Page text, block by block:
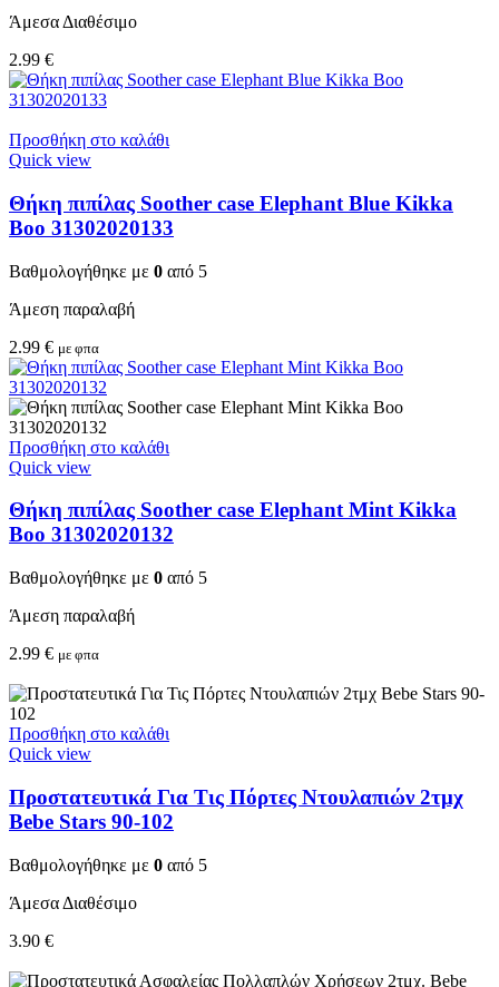
Άμεσα Διαθέσιμο
2.99 €
Προσθήκη στο καλάθι
Quick view
Θήκη πιπίλας Soother case Elephant Blue Kikka
Boo 31302020133
Βαθμολογήθηκε με 0 από 5
Άμεση παραλαβή
2.99 € με φπα
Προσθήκη στο καλάθι
Quick view
Θήκη πιπίλας Soother case Elephant Mint Kikka
Boo 31302020132
Βαθμολογήθηκε με 0 από 5
Άμεση παραλαβή
2.99 € με φπα
Προσθήκη στο καλάθι
Quick view
Προστατευτικά Για Τις Πόρτες Ντουλαπιών 2τμχ
Bebe Stars 90-102
Βαθμολογήθηκε με 0 από 5
Άμεσα Διαθέσιμο
3.90 €